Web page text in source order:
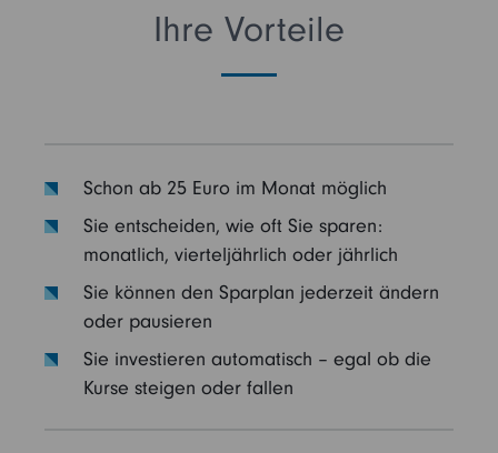
Ihre Vorteile
Schon ab 25 Euro im Monat möglich
Sie entscheiden, wie oft Sie sparen:
monatlich, vierteljährlich oder jährlich
Sie können den Sparplan jederzeit ändern
oder pausieren
Sie investieren automatisch – egal ob die
Kurse steigen oder fallen